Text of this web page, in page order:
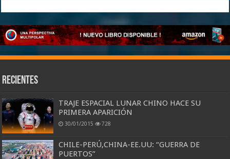
Recientes
TRAJE ESPACIAL LUNAR CHINO HACE SU
PRIMERA APARICIÓN
30/01/2015 728
CHILE-PERÚ,CHINA-EE.UU: “GUERRA DE
PUERTOS”